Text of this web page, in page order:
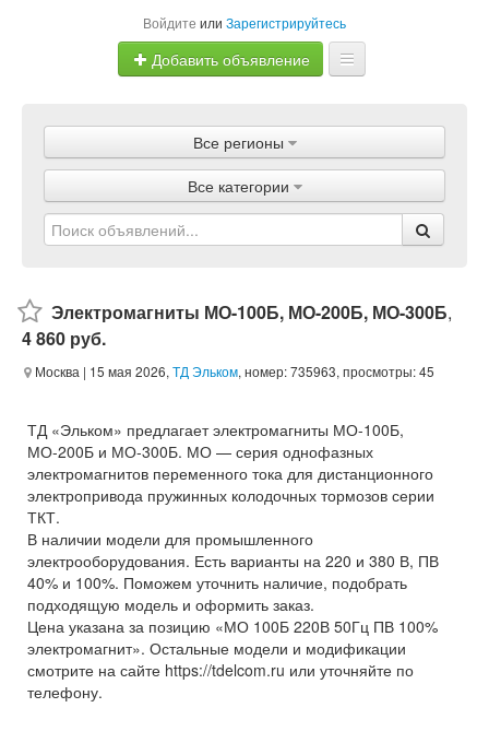
Войдите или Зарегистрируйтесь
Добавить объявление
Объявления
Магазины
Услуги
Все регионы
Все категории
Электромагниты МО-100Б, МО-200Б, МО-300Б,
4 860 руб.
Москва | 15 мая 2026, ТД Эльком, номер: 735963, просмотры: 45
ТД «Эльком» предлагает электромагниты МО-100Б,
МО-200Б и МО-300Б. МО — серия однофазных
электромагнитов переменного тока для дистанционного
электропривода пружинных колодочных тормозов серии
ТКТ.
В наличии модели для промышленного
электрооборудования. Есть варианты на 220 и 380 В, ПВ
40% и 100%. Поможем уточнить наличие, подобрать
подходящую модель и оформить заказ.
Цена указана за позицию «МО 100Б 220В 50Гц ПВ 100%
электромагнит». Остальные модели и модификации
смотрите на сайте https://tdelcom.ru или уточняйте по
телефону.